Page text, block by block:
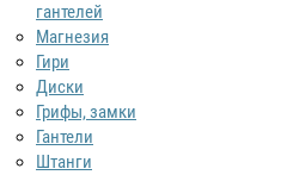
гантелей
Магнезия
Гири
Диски
Грифы, замки
Гантели
Штанги